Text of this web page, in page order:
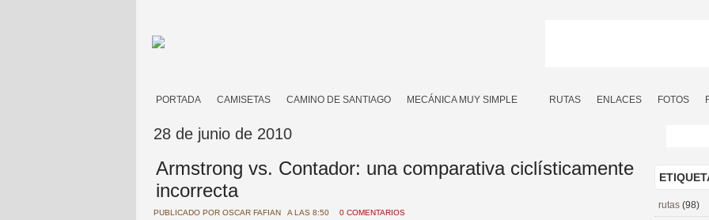
PORTADA CAMISETAS CAMINO DE SANTIAGO MECÁNICA MUY SIMPLE RUTAS ENLACES FOTOS
28 de junio de 2010
Armstrong vs. Contador: una comparativa ciclísticamente
incorrecta
PUBLICADO POR OSCAR FAFIAN A LAS 8:50 0 COMENTARIOS
rutas (98)